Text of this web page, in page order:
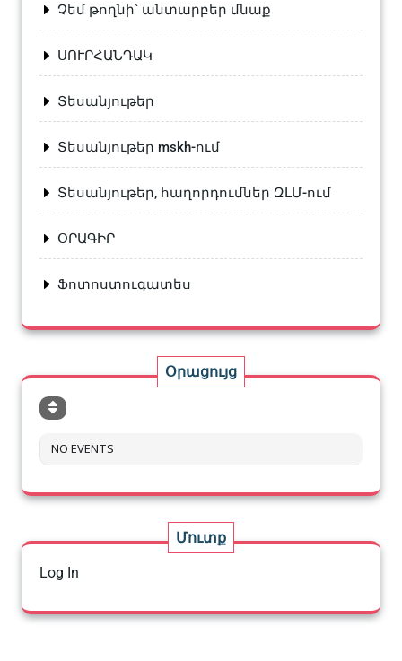
Չեմ թողնի՝ անտարբեր մնաք
ՍՈՒՐՀԱՆԴԱԿ
Տեսանյութեր
Տեսանյութեր mskh-ում
Տեսանյութեր, հաղորդումներ ԶԼՄ-ում
ՕՐԱԳԻՐ
Ֆոտոստուգատես
Օրացույց
NO EVENTS
Մուտք
Log In